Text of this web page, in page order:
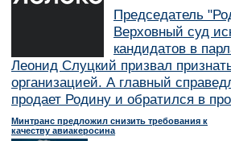
Председатель
Верховный суд
кандидатов в
Леонид Слуцкий призвал
организацией. А главный
продает Родину и обратился в
Минтранс предложил снизить требования к
качеству авиакеросина